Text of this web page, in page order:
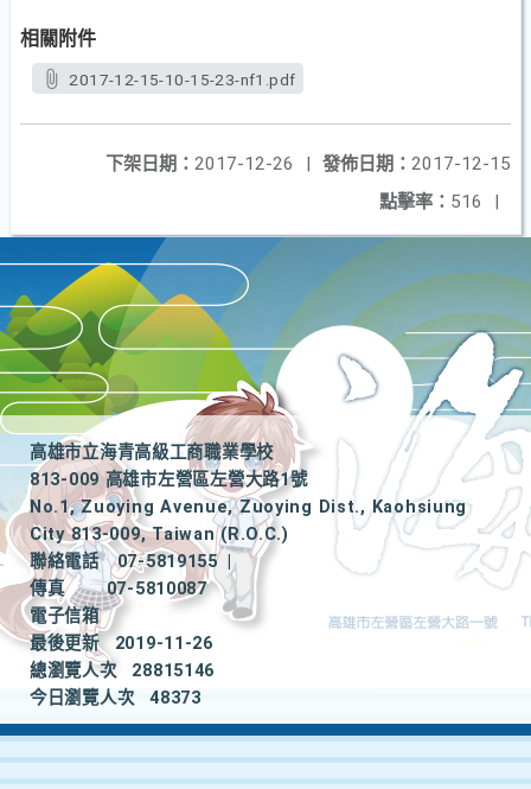
相關附件
2017-12-15-10-15-23-nf1.pdf
發佈日期： 2017-12-15
下架日期： 2017-12-26
|
點擊率： 516 |
高雄市立海青高級工商職業學校
813-009 高雄市左營區左營大路1號
No.1, Zuoying Avenue, Zuoying Dist., Kaohsiung
City 813-009, Taiwan (R.O.C.)
聯絡電話
07-5819155
|
傳真
07-5810087
電子信箱
最後更新
2019-11-26
總瀏覽人次
28815146
今日瀏覽人次
48373